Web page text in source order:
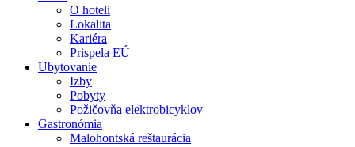
O hoteli
Lokalita
Kariéra
Prispela EÚ
Ubytovanie
Izby
Pobyty
Požičovňa elektrobicyklov
Gastronómia
Malohontská reštaurácia